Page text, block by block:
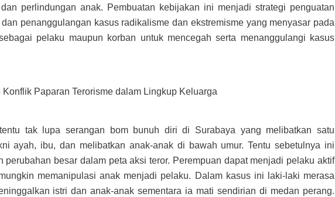
perlindungan anak. Pembuatan kebijakan ini menjadi strategi penguatan
penanggulangan kasus radikalisme dan ekstremisme yang menyasar pada
pelaku maupun korban untuk mencegah serta menanggulangi kasus
tak lupa serangan bom bunuh diri di Surabaya yang melibatkan satu
ayah, ibu, dan melibatkan anak-anak di bawah umur. Tentu sebetulnya ini
perubahan besar dalam peta aksi teror. Perempuan dapat menjadi pelaku aktif
memanipulasi anak menjadi pelaku. Dalam kasus ini laki-laki merasa
istri dan anak-anak sementara ia mati sendirian di medan perang.